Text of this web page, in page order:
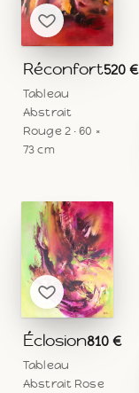
Réconfort520 €
Tableau
Abstrait
Rouge 2 · 60 ×
73 cm
Éclosion810 €
Tableau
Abstrait Rose